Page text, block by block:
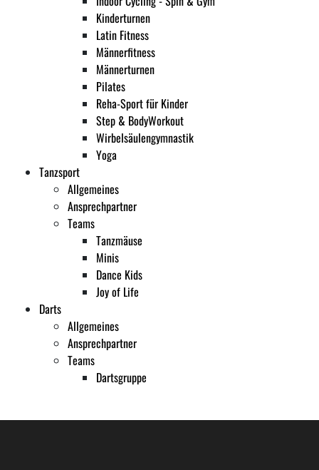
Kinderturnen
Latin Fitness
Männerfitness
Männerturnen
Pilates
Reha-Sport für Kinder
Step & BodyWorkout
Wirbelsäulengymnastik
Yoga
Tanzsport
Allgemeines
Ansprechpartner
Teams
Tanzmäuse
Minis
Dance Kids
Joy of Life
Darts
Allgemeines
Ansprechpartner
Teams
Dartsgruppe